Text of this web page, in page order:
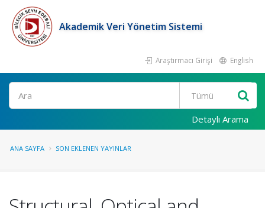
Akademik Veri Yönetim Sistemi
Araştırmacı Girişi English
Ara
Detaylı Arama
ANA SAYFA SON EKLENEN YAYINLAR